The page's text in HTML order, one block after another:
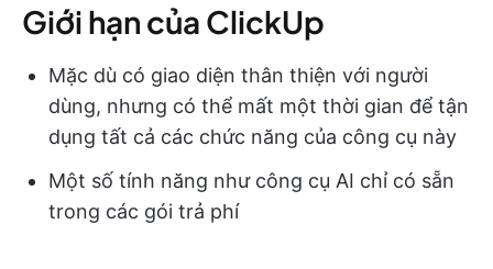
Giới hạn của ClickUp
Mặc dù có giao diện thân thiện với người
dùng, nhưng có thể mất một thời gian để tận
dụng tất cả các chức năng của công cụ này
Một số tính năng như công cụ AI chỉ có sẵn
trong các gói trả phí